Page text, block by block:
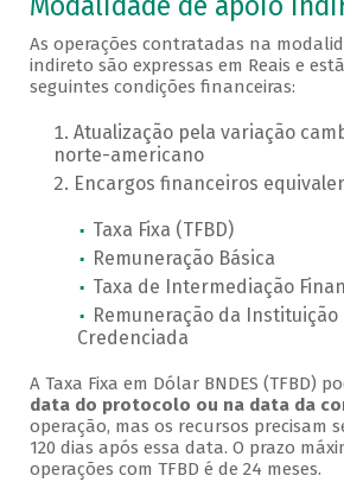
Modalidade de apoio
As operações contratadas na
indireto são expressas em Reais e
seguintes condições financeiras:
Atualização pela variação
norte-americano
Encargos financeiros
Taxa Fixa (TFBD)
Remuneração Básica
Taxa de Intermediação
Remuneração da Instituição
Credenciada
A Taxa Fixa em Dólar BNDES (TFBD)
data do protocolo ou na data da
operação, mas os recursos precisam
120 dias após essa data. O prazo
operações com TFBD é de 24 meses.